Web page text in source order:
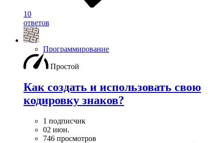
10
ответов
Программирование
Простой
Как создать и использовать свою
кодировку знаков?
1 подписчик
02 июн.
746 просмотров